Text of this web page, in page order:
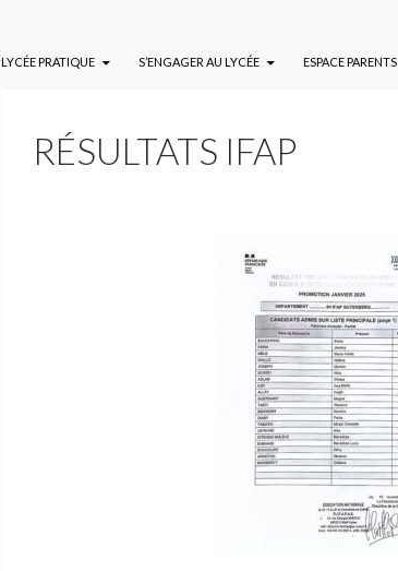
LYCÉE PRATIQUE S’ENGAGER AU LYCÉE ESPACE PARENTS
RÉSULTATS IFAP